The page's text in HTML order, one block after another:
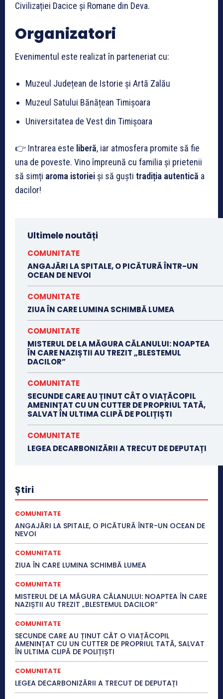
Civilizației Dacice și Romane din Deva.
Organizatori
Evenimentul este realizat în parteneriat cu:
Muzeul Județean de Istorie și Artă Zalău
Muzeul Satului Bănățean Timișoara
Universitatea de Vest din Timișoara
👉 Intrarea este liberă, iar atmosfera promite să fie
una de poveste. Vino împreună cu familia și prietenii
să simți aroma istoriei și să guști tradiția autentică a
dacilor!
Ultimele noutăți
COMUNITATE
ANGAJĂRI LA SPITALE, O PICĂTURĂ ÎNTR-UN
OCEAN DE NEVOI
COMUNITATE
ZIUA ÎN CARE LUMINA SCHIMBĂ LUMEA
COMUNITATE
MISTERUL DE LA MĂGURA CĂLANULUI: NOAPTEA
ÎN CARE NAZIȘTII AU TREZIT „BLESTEMUL
DACILOR”
COMUNITATE
SECUNDE CARE AU ȚINUT CÂT O VIAȚĂCOPIL
AMENINȚAT CU UN CUTTER DE PROPRIUL TATĂ,
SALVAT ÎN ULTIMA CLIPĂ DE POLIȚIȘTI
COMUNITATE
LEGEA DECARBONIZĂRII A TRECUT DE DEPUTAȚI
Știri
COMUNITATE
ANGAJĂRI LA SPITALE, O PICĂTURĂ ÎNTR-UN OCEAN DE
NEVOI
COMUNITATE
ZIUA ÎN CARE LUMINA SCHIMBĂ LUMEA
COMUNITATE
MISTERUL DE LA MĂGURA CĂLANULUI: NOAPTEA ÎN CARE
NAZIȘTII AU TREZIT „BLESTEMUL DACILOR”
COMUNITATE
SECUNDE CARE AU ȚINUT CÂT O VIAȚĂCOPIL
AMENINȚAT CU UN CUTTER DE PROPRIUL TATĂ, SALVAT
ÎN ULTIMA CLIPĂ DE POLIȚIȘTI
COMUNITATE
LEGEA DECARBONIZĂRII A TRECUT DE DEPUTAȚI